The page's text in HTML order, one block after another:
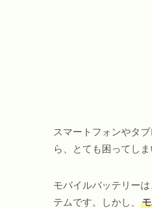
スマートフォンやタ
ら、とても困ってし
モバイルバッテリー
テムです。しかし、